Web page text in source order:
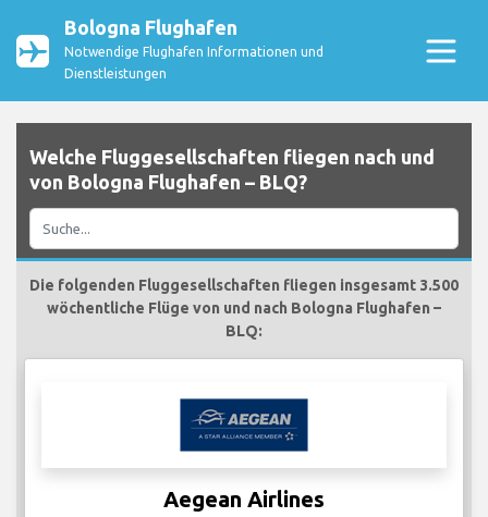
Bologna Flughafen
Notwendige Flughafen Informationen und
Dienstleistungen
Welche Fluggesellschaften fliegen nach und
von Bologna Flughafen – BLQ?
Die folgenden Fluggesellschaften fliegen insgesamt 3.500
wöchentliche Flüge von und nach Bologna Flughafen –
BLQ:
Aegean Airlines